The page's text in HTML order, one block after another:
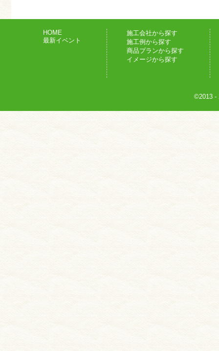
HOME
最新イベント
施工会社から探す
施工例から探す
商品プランから探す
イメージから探す
©2013 -